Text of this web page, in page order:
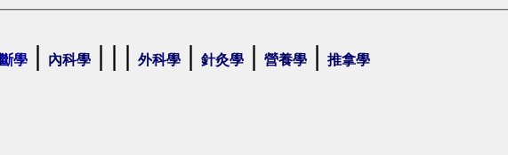
學 | 內科學 | | | 外科學 | 針灸學 | 營養學 | 推拿學